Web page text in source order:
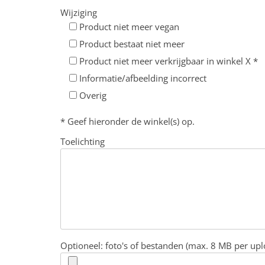
Wijziging
Product niet meer vegan
Product bestaat niet meer
Product niet meer verkrijgbaar in winkel X *
Informatie/afbeelding incorrect
Overig
* Geef hieronder de winkel(s) op.
Toelichting
Optioneel: foto's of bestanden (max. 8 MB per